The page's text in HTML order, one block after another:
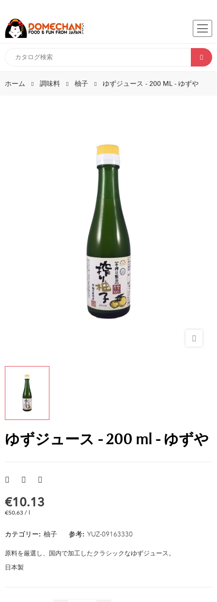
ホーム 調味料 柚子 ゆずジュース - 200 ML - ゆずや
ゆずジュース - 200 ml - ゆずや
€10.13
€50.63 / l
カテゴリー: 柚子 参考: YUZ-09163330
原料を厳選し、国内で加工したクラシックなゆずジュース。
日本製